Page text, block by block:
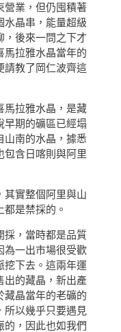
營業，但仍囤積著
水晶串，能量超級
，後來一問之下才
馬拉雅水晶當年的
請教了岡仁波齊這
馬拉雅水晶，是藏
早期的礦區已經塌
山南的水晶，據悉
包含日喀則與阿里
其實整個阿里與山
是禁採的。
採，當時都是品質
為一出市場很受歡
挖下去。這兩年運
出的藏晶，新出產
藏晶當年的老礦的
所以幾乎只要遇見
的，因此也如我們